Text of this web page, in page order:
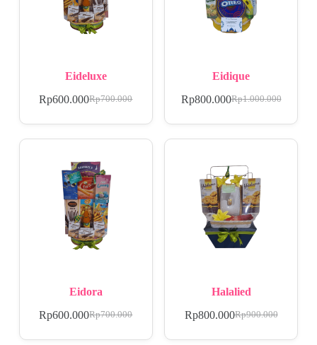
Eideluxe
Rp700.000
Rp600.000
Eidique
Rp1.000.000
Rp800.000
Eidora
Rp700.000
Rp600.000
Halalied
Rp900.000
Rp800.000